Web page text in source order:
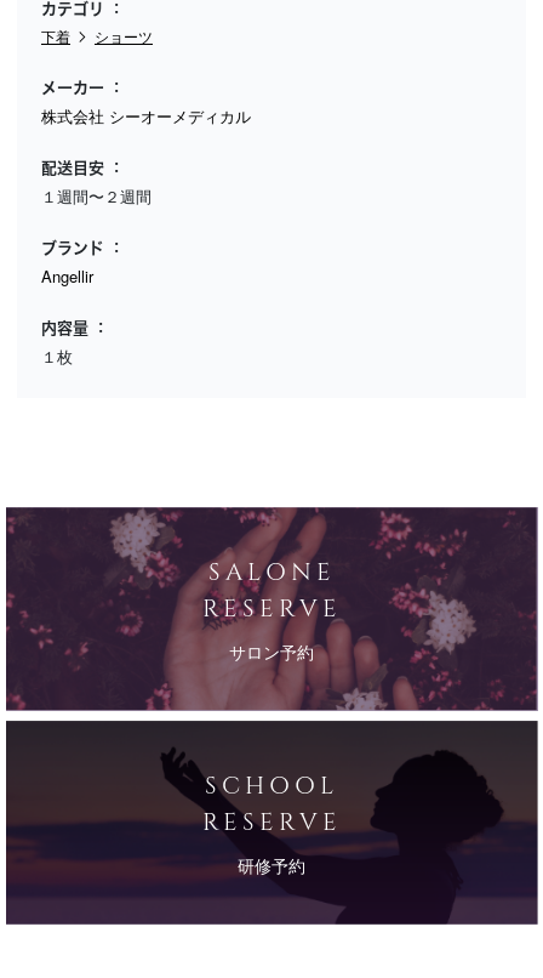
カテゴリ
下着 ショーツ
メーカー
株式会社 シーオーメディカル
配送目安
１週間〜２週間
ブランド
Angellir
内容量
１枚
SALONE
RESERVE
サロン予約
SCHOOL
RESERVE
研修予約